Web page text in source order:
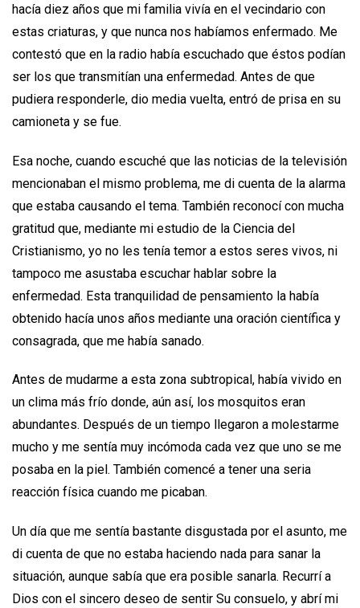
hacía diez años que mi familia vivía en el vecindario con
estas criaturas, y que nunca nos habíamos enfermado. Me
contestó que en la radio había escuchado que éstos podían
ser los que transmitían una enfermedad. Antes de que
pudiera responderle, dio media vuelta, entró de prisa en su
camioneta y se fue.
Esa noche, cuando escuché que las noticias de la televisión
mencionaban el mismo problema, me di cuenta de la alarma
que estaba causando el tema. También reconocí con mucha
gratitud que, mediante mi estudio de la Ciencia del
Cristianismo, yo no les tenía temor a estos seres vivos, ni
tampoco me asustaba escuchar hablar sobre la
enfermedad. Esta tranquilidad de pensamiento la había
obtenido hacía unos años mediante una oración científica y
consagrada, que me había sanado.
Antes de mudarme a esta zona subtropical, había vivido en
un clima más frío donde, aún así, los mosquitos eran
abundantes. Después de un tiempo llegaron a molestarme
mucho y me sentía muy incómoda cada vez que uno se me
posaba en la piel. También comencé a tener una seria
reacción física cuando me picaban.
Un día que me sentía bastante disgustada por el asunto, me
di cuenta de que no estaba haciendo nada para sanar la
situación, aunque sabía que era posible sanarla. Recurrí a
Dios con el sincero deseo de sentir Su consuelo, y abrí mi